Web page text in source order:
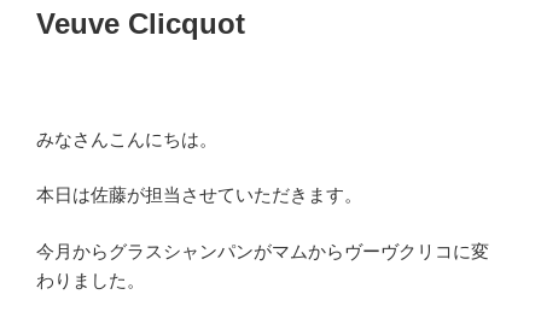
稿
日:
Veuve Clicquot
みなさんこんにちは。
本日は佐藤が担当させていただきます。
今月からグラスシャンパンがマムからヴーヴクリコに変
わりました。